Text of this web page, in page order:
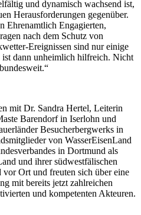
und dynamisch wachsend ist,
Herausforderungen gegenüber.
Ehrenamtlich Engagierten,
nach dem Schutz von
Ereignissen sind nur einige
dann unheimlich hilfreich. Nicht
mit Dr. Sandra Hertel, Leiterin
Barendorf in Iserlohn und
Besucherbergwerks in
von WasserEisenLand
in Dortmund als
und ihrer südwestfälischen
Ort und freuten sich über eine
mit bereits jetzt zahlreichen
und kompetenten Akteuren.